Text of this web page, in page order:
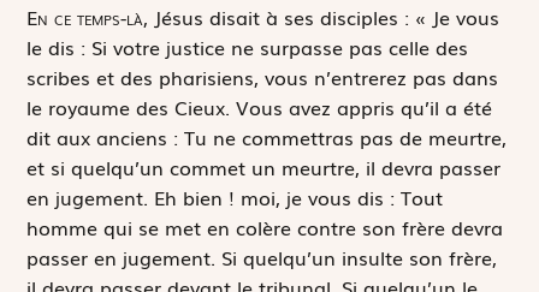
En ce temps-là, Jésus disait à ses disciples : « Je vous
le dis : Si votre justice ne surpasse pas celle des
scribes et des pharisiens, vous n’entrerez pas dans
le royaume des Cieux. Vous avez appris qu’il a été
dit aux anciens :Tu ne commettras pas de meurtre,
et si quelqu’un commet un meurtre, il devra passer
en jugement. Eh bien ! moi, je vous dis : Tout
homme qui se met en colère contre son frère devra
passer en jugement. Si quelqu’un insulte son frère,